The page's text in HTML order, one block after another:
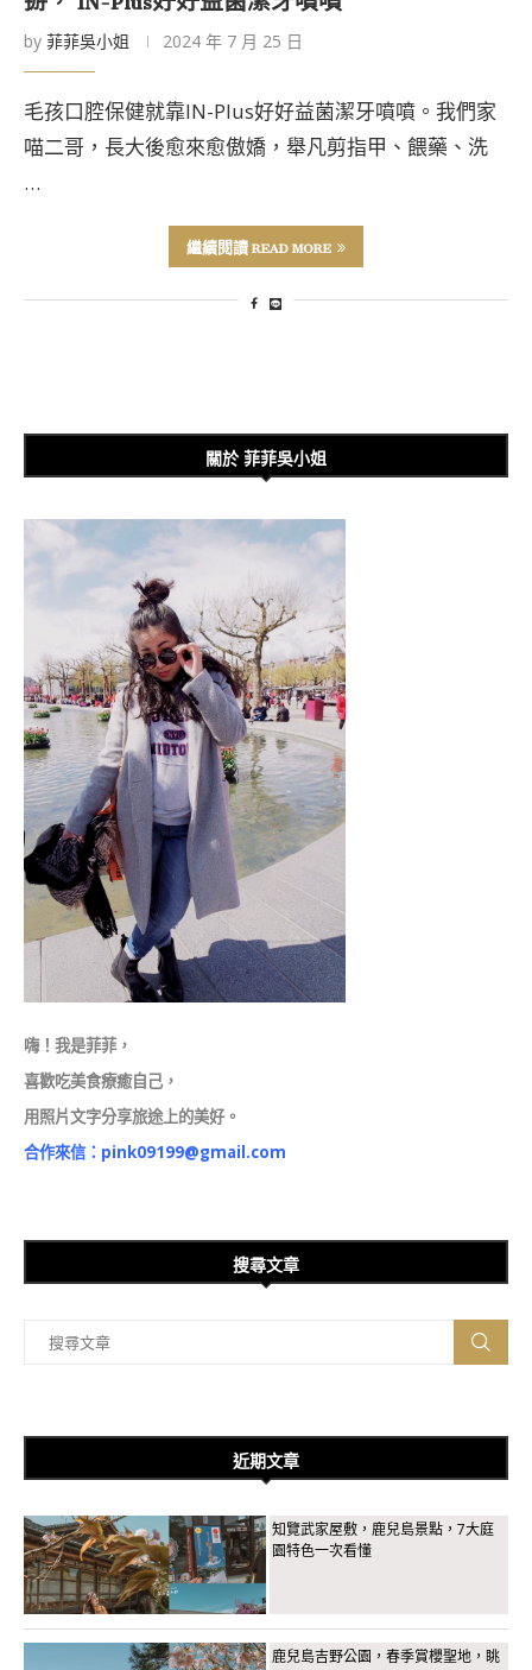
by 菲菲吳小姐 2024 年 7 月 25 日
毛孩口腔保健就靠IN-Plus好好益菌潔牙噴噴。我們家
喵二哥，長大後愈來愈傲嬌，舉凡剪指甲、餵藥、洗
…
繼續閱讀 READ MORE
關於 菲菲吳小姐
嗨！我是菲菲，
喜歡吃美食療癒自己，
用照片文字分享旅途上的美好。
合作來信： pink09199@gmail.com
搜尋文章
近期文章
知覽武家屋敷，鹿兒島景點，7大庭
園特色一次看懂
鹿兒島吉野公園，春季賞櫻聖地，眺